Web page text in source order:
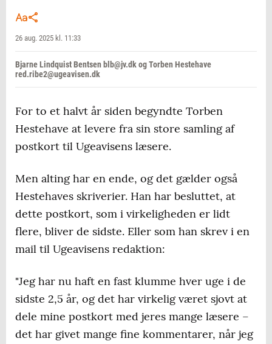
26 aug. 2025 kl. 11:33
Bjarne Lindquist Bentsen blb@jv.dk og Torben Hestehave
red.ribe2@ugeavisen.dk
For to et halvt år siden begyndte Torben
Hestehave at levere fra sin store samling af
postkort til Ugeavisens læsere.
Men alting har en ende, og det gælder også
Hestehaves skriverier. Han har besluttet, at
dette postkort, som i virkeligheden er lidt
flere, bliver de sidste. Eller som han skrev i en
mail til Ugeavisens redaktion:
"Jeg har nu haft en fast klumme hver uge i de
sidste 2,5 år, og det har virkelig været sjovt at
dele mine postkort med jeres mange læsere –
det har givet mange fine kommentarer, når jeg